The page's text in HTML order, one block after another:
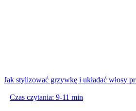
Jak stylizować grzywkę i układać włosy
Czas czytania: 9-11 min